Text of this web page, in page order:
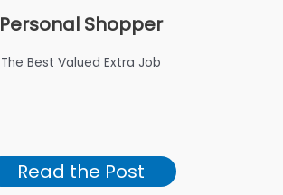
Personal Shopper
The Best Valued Extra Job
Read the Post